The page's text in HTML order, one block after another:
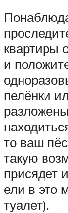
квартиры
и
пелёнки
то ваш
такую
присядет
ели в это
туалет).